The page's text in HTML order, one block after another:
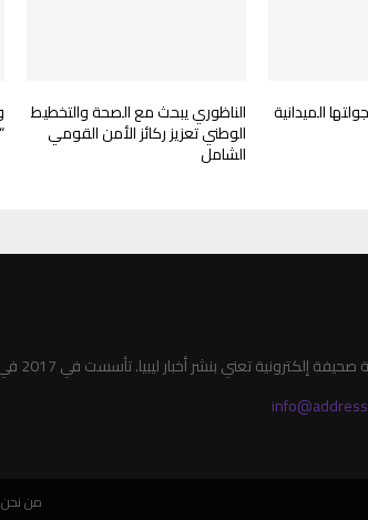
الميدانية الناظوري يبحث مع الصحة والتخطيط
الوطني تعزيز ركائز الأمن القومي
الشامل
إلكترونية تعني بنشر أخبار ليبيا. تأسست في 2017 في مدينة بنغازي.
من نحن